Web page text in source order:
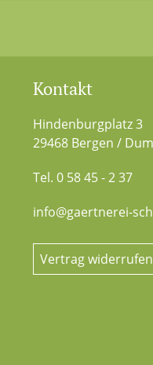
Kontakt
Hindenburgplatz 3
29468 Bergen /
Tel. 0 58 45 - 2 37
info@gaertnerei-
Vertrag widerrufen